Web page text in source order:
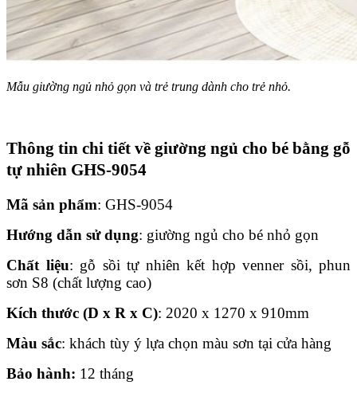
Mẫu giường ngủ nhỏ gọn và trẻ trung dành cho trẻ nhỏ.
Thông tin chi tiết về giường ngủ cho bé bằng gỗ
tự nhiên GHS-9054
Mã sản phẩm: GHS-9054
Hướng dẫn sử dụng: giường ngủ cho bé nhỏ gọn
Chất liệu: gỗ sồi tự nhiên kết hợp venner sồi, phun
sơn S8 (chất lượng cao)
Kích thước (D x R x C): 2020 x 1270 x 910mm
Màu sắc: khách tùy ý lựa chọn màu sơn tại cửa hàng
Bảo hành: 12 tháng